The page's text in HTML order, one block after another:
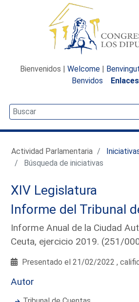
Bienvenidos | Welcome |
Benvidos
Enlaces
Actividad Parlamentaria
Búsqueda de iniciativas
XIV Legislatura
Informe del Tribunal
Informe Anual de la Ciudad
Ceuta, ejercicio 2019. (251/
Presentado el 21/02/2022 ,
Autor